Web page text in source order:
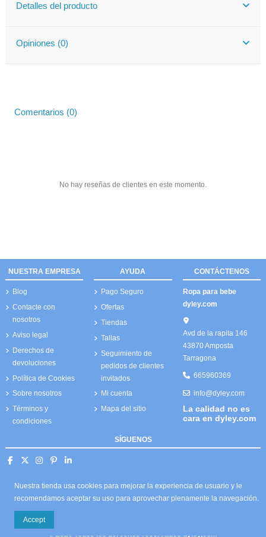
Detalles del producto
Opiniones (0)
Comentarios (0)
No hay reseñas de clientes en este momento.
NUESTRA EMPRESA
Blog
Contacte con
nosotros
Aviso legal
Derechos de
devoluciones
Política de Cookies
Sobre nosotros
Términos y
condiciones
AYUDA
Pago Seguro
Ofertas
Tiendas
Tallas
Seguimiento de
pedidos de clientes
invitados
Mi cuenta
Mapa del sitio
CONTÁCTENOS
Ropa para bebe
dyley.com
Avd de la rapita 146
43870 Amposta
Tarragona
665960369
info@dyley.com
La calidad no es
cara en dyley.com
SÍGUENOS
Nuestra tienda usa cookies para mejorar la experiencia de usuario y le
recomendamos aceptar su uso para aprovechar plenamente la navegación.
Accept